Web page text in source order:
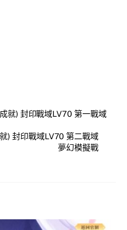
就) 封印戰域LV70 第一戰域
) 封印戰域LV70 第二戰域
夢幻模擬戰